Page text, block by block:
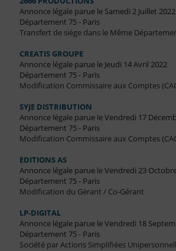
Annonce légale parue le Samedi 2 Juillet 2022
Département 75 - Paris
Transfert de siège dans le Même
CREATIS GROUPE
Annonce légale parue le Jeudi 14 Avril 2022
Département 75 - Paris
Modification Commissaire aux Comptes
SYJE DISTRIBUTION
Annonce légale parue le Vendredi 17
Département 75 - Paris
Modification Commissaire aux Comptes
EDITIONS AS
Annonce légale parue le Vendredi 23
Département 75 - Paris
Modification du Gérant / Co-Gérant
LP-DIGITAL
Annonce légale parue le Vendredi 18
Département 75 - Paris
Société par Actions Simplifiées